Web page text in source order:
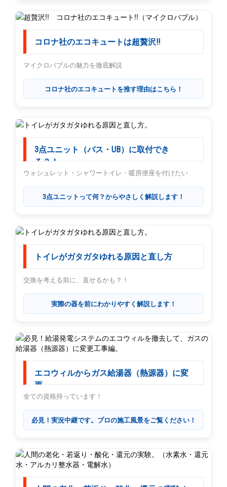
コロナ社のエコキュートは超贅沢!!
マイクロバブルの魅力を徹底解説
コロナ社のエコキュートを推す理由はこちら！
3点ユニット（バス・UB）に取付でき
る？！
ウォシュレット・シャワートイレ・暖房便座を付けたい
3点ユニットって何？からやさしく解説します！
トイレがガタガタゆれる原因と直し方
交換を考える前に、直せるかも？！
実際の器を前にわかりやすく解説します！
エコウィルからガス給湯器（熱源器）に変
更
全ての資格持っています！
必見！実況中継です。プロの施工風景をご覧ください！